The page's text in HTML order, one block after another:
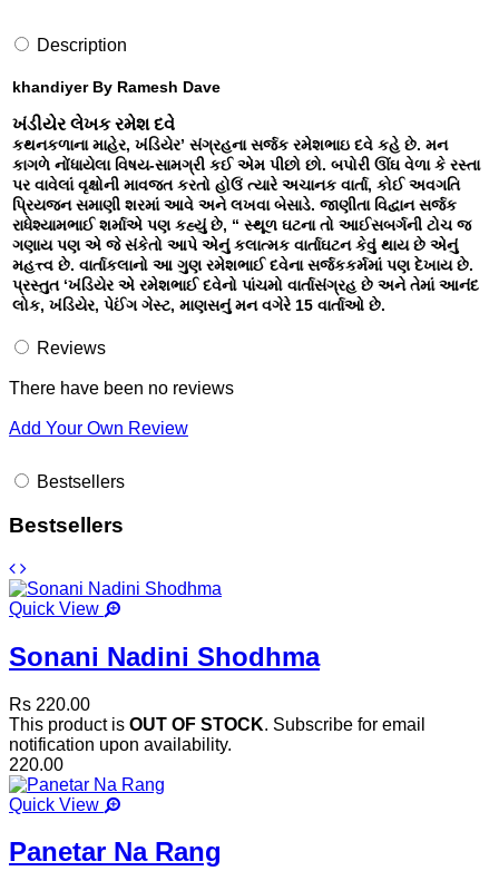
Description
khandiyer By Ramesh Dave
ખંડીયેર લેખક રમેશ દવે
કથનકળાના માહેર, ખંડિયેર’ સંગ્રહના સર્જક રમેશભાઇ દવે કહે છે. મન
કાગળે નોંધાયેલા વિષય-સામગ્રી કઈ એમ પીછો છો. બપોરી ઊંઘ વેળા કે રસ્તા
પર વાવેલાં વૃક્ષોની માવજત કરતો હોઉં ત્યારે અચાનક વાર્તા, કોઈ અવગતિ
પ્રિયજન સમાણી શરમાં આવે અને લખવા બેસાડે. જાણીતા વિદ્વાન સર્જક
રાધેશ્યામભાઈ શર્માએ પણ કહ્યું છે, “ સ્થૂળ ઘટના તો આઈસબર્ગની ટોચ જ
ગણાય પણ એ જે સંકેતો આપે એનું કલાત્મક વાર્તાઘટન કેવું થાય છે એનું
મહત્ત્વ છે. વાર્તાકલાનો આ ગુણ રમેશભાઈ દવેના સર્જકકર્મમાં પણ દેખાય છે.
પ્રસ્તુત ‘ખંડિયેર એ રમેશભાઈ દવેનો પાંચમો વાર્તાસંગ્રહ છે અને તેમાં આનંદ
લોક, ખંડિયેર, પેઈંગ ગેસ્ટ, માણસનું મન વગેરે 15 વાર્તાઓ છે.
Reviews
There have been no reviews
Add Your Own Review
Bestsellers
Bestsellers
Quick View
Sonani Nadini Shodhma
Rs 220.00
This product is OUT OF STOCK. Subscribe for email
notification upon availability.
220.00
Quick View
Panetar Na Rang